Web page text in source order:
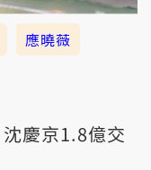
應曉薇
慶京1.8億交